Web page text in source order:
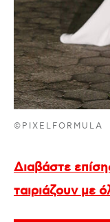
©PIXELFORMULA
Διαβάστε
ταιριάζουν με